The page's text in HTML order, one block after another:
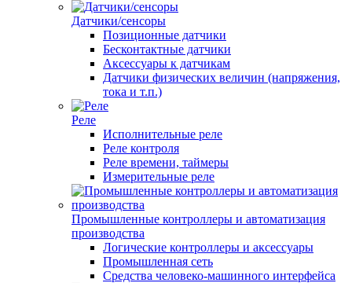
Датчики/сенсоры
Позиционные датчики
Бесконтактные датчики
Аксессуары к датчикам
Датчики физических величин (напряжения,
тока и т.п.)
Реле
Исполнительные реле
Реле контроля
Реле времени, таймеры
Измерительные реле
Промышленные контроллеры и автоматизация
производства
Логические контроллеры и аксессуары
Промышленная сеть
Средства человеко-машинного интерфейса